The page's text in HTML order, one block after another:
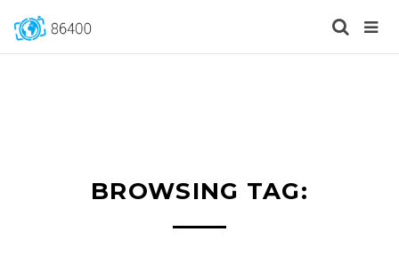
BROWSING TAG: